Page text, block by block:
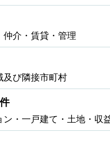
介・賃貸・管理
及び隣接市町村
ン・一戸建て・土地・収